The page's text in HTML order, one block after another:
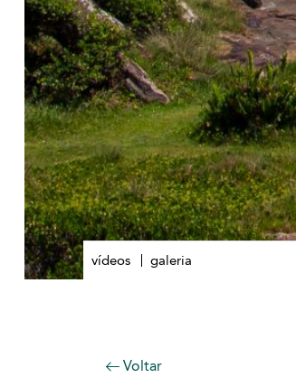
vídeos galeria
Voltar